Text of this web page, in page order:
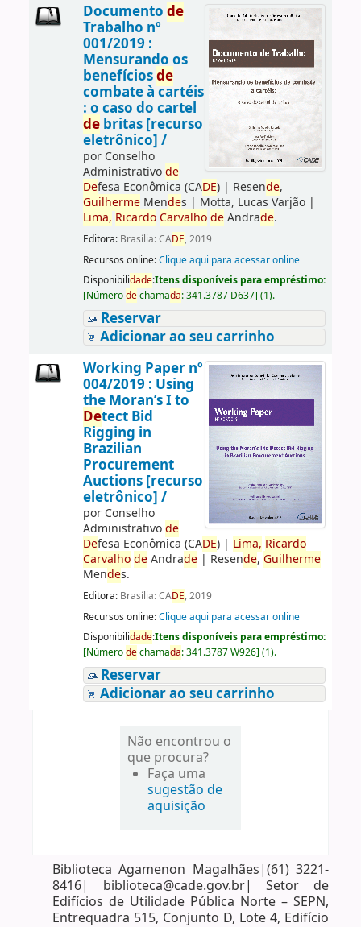
Documento de
Trabalho nº
001/2019 :
Mensurando os
benefíciosde
combate à cartéis
: o caso do cartel
debritas [recurso
eletrônico] /
por Conselho
Administrativode
Defesa Econômica (CADE)| Resende,
GuilhermeMendes | Motta, Lucas Varjão|
Lima, Ricardo Carvalho deAndrade.
Editora: Brasília: CADE, 2019
Recursos online:Clique aqui para acessar online
Disponibilidade:Itens disponíveis para empréstimo:
[Númerodechamada:341.3787 D637] (1).
Reservar
Adicionar ao seu carrinho
Working Paper nº
004/2019 : Using
the Moran’s I to
Detect Bid
Rigging in
Brazilian
Procurement
Auctions [recurso
eletrônico] /
por Conselho
Administrativode
Defesa Econômica (CADE)| Lima, Ricardo
Carvalho deAndrade| Resende, Guilherme
Mendes.
Editora: Brasília: CADE, 2019
Recursos online:Clique aqui para acessar online
Disponibilidade:Itens disponíveis para empréstimo:
[Númerodechamada:341.3787 W926] (1).
Reservar
Adicionar ao seu carrinho
Não encontrou o
que procura?
Faça uma
sugestão de
aquisição
Biblioteca Agamenon Magalhães|(61) 3221-
8416| biblioteca@cade.gov.br| Setor de
Edifícios de Utilidade Pública Norte – SEPN,
Entrequadra 515, Conjunto D, Lote 4, Edifício